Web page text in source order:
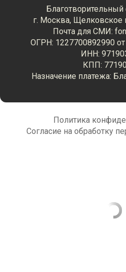
г. Москва, Щелковское
Почта для СМИ:
ОГРН: 1227700892990 от
ИНН:
КПП:
Назначение платежа:
Политика
Согласие на обработку